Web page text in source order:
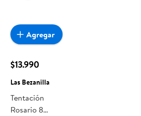
$13.990
Las Bezanilla
Tentación
Rosario 8
Agregar